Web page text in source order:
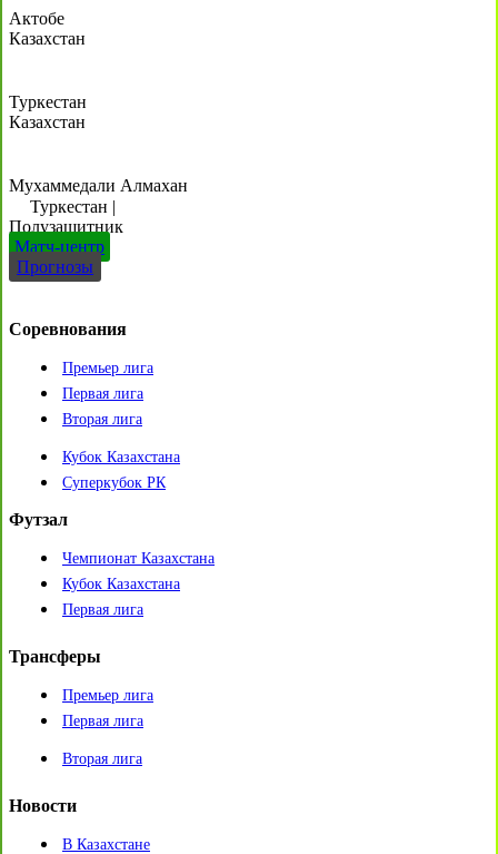
Актобе
Казахстан
Туркестан
Казахстан
Мухаммедали Алмахан
Туркестан |
Полузащитник
Матч-центр
Прогнозы
Соревнования
Премьер лига
Первая лига
Вторая лига
Кубок Казахстана
Суперкубок РК
Футзал
Чемпионат Казахстана
Кубок Казахстана
Первая лига
Трансферы
Премьер лига
Первая лига
Вторая лига
Новости
В Казахстане